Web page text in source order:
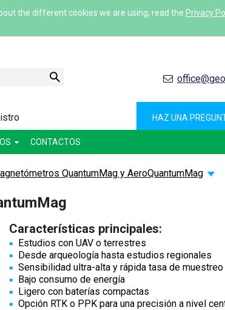
the different cookies we are using, read the Privacy
HAZ UNA
CONTACTOS
QuantumMag y AeroQuantumMag
Características principales:
Estudios con UAV o terrestres
Desde arqueología hasta estudios regionales
Sensibilidad ultra-alta y rápida tasa de muestreo
Bajo consumo de energía
Ligero con baterías compactas
Opción RTK o PPK para una precisión a nivel